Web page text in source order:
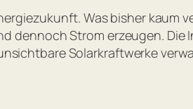
Was bisher kaum
dennoch Strom erzeugen.
Solarkraftwerke